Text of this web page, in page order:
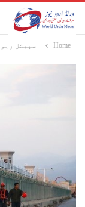
Home اسپیشل